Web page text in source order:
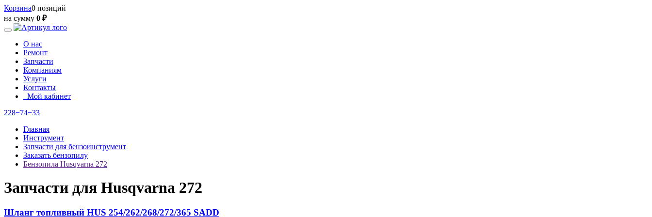
Корзина0 позиций
на сумму 0 ₽
О нас
Ремонт
Запчасти
Компаниям
Услуги
Контакты
Мой кабинет
228−74−33
Главная
Инструмент
Запчасти для бензоинструмент
Заказать бензопилу
Бензопила Husqvarna 272
Запчасти для Husqvarna 272
Шланг топливный HUS 254/262/268/272/365 SADD